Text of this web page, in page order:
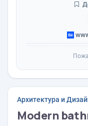
Архитектура и
Modern